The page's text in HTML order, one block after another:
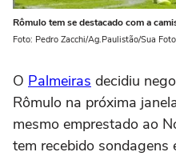
Rômulo tem se destacado com a
Foto: Pedro Zacchi/Ag.Paulistão/Sua
O Palmeiras decidiu
Rômulo na próxima
mesmo emprestado ao
tem recebido sondagens